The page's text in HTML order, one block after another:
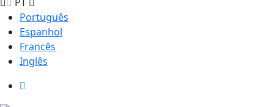
PT
Português
Espanhol
Francês
Inglês